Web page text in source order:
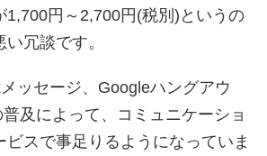
1,700円～2,700円(税別)というの
冗談です。
ッセージ、Googleハングアウ
普及によって、コミュニケーショ
ビスで事足りるようになっていま